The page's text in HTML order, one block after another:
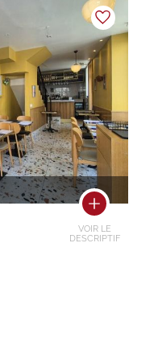
VOIR LE
DESCRIPTIF